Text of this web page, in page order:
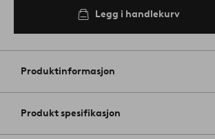
Legg i handlekurv
Produktinformasjon
Produkt spesifikasjon